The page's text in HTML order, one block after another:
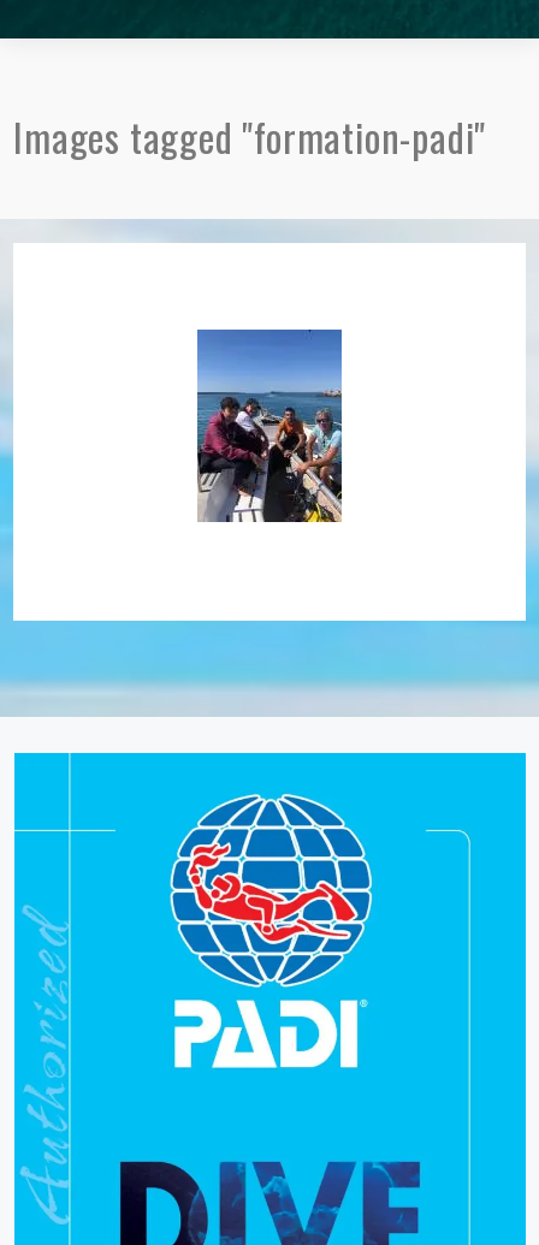
Images tagged "formation-padi"